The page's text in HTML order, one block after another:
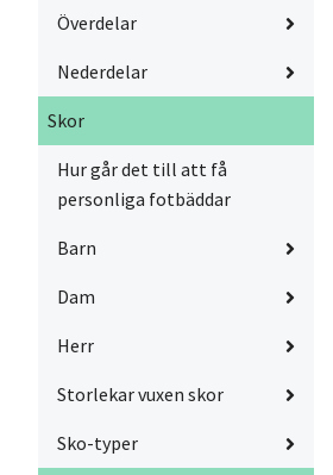
Överdelar
Nederdelar
Skor
Hur går det till att få
personliga fotbäddar
Barn
Dam
Herr
Storlekar vuxen skor
Sko-typer